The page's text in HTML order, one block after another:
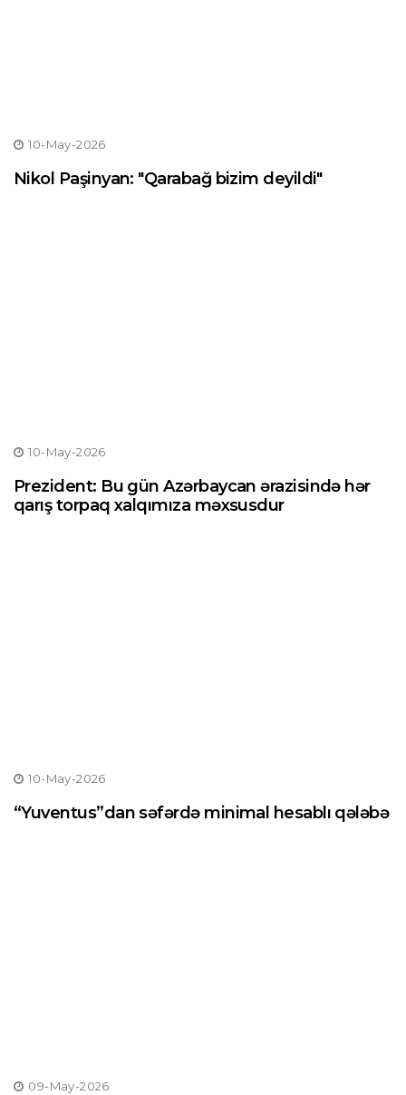
10-May-2026
Nikol Paşinyan: "Qarabağ bizim deyildi"
10-May-2026
Prezident: Bu gün Azərbaycan ərazisində hər
qarış torpaq xalqımıza məxsusdur
10-May-2026
“Yuventus”dan səfərdə minimal hesablı qələbə
09-May-2026